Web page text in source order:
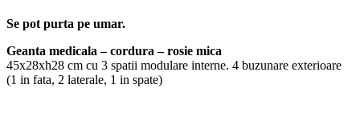
Se pot purta pe umar.
Geanta medicala – cordura – rosie mica
45x28xh28 cm cu 3 spatii modulare interne. 4 buzunare exterioare
(1 in fata, 2 laterale, 1 in spate)